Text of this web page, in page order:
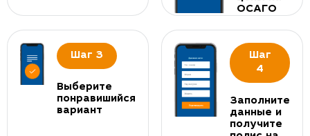
ОСАГО
Шаг 3
Выберите
понравишийся
вариант
Шаг
4
Заполните
данные и
получите